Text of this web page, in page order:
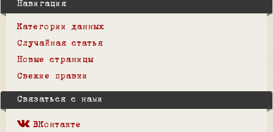
Навигация
Категории данных
Случайная статья
Новые страницы
Свежие правки
Связаться с нами
ВКонтакте